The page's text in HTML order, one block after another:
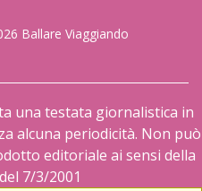
Ballare Viaggiando
una testata giornalistica in
alcuna periodicità. Non può
editoriale ai sensi della
7/3/2001